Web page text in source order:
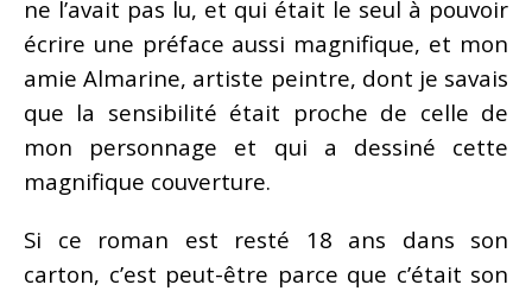
ne l’avait pas lu, et qui était le seul à pouvoir
écrire une préface aussi magnifique, et mon
amie Almarine, artiste peintre, dont je savais
que la sensibilité était proche de celle de
mon personnage et qui a dessiné cette
magnifique couverture.
Si ce roman est resté 18 ans dans son
carton, c’est peut-être parce que c’était son